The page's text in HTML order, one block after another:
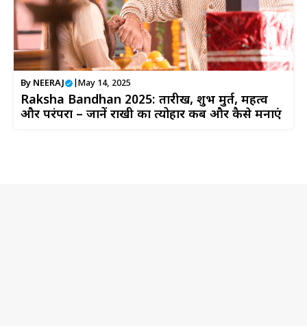
By NEERAJ May 14, 2025
Raksha Bandhan 2025: तारीख, शुभ मुहूर्त, महत्व
और परंपरा – जानें राखी का त्योहार कब और कैसे मनाएं